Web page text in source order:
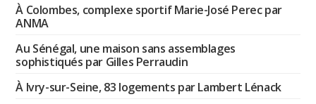
À Colombes, complexe sportif Marie-José Perec par
ANMA
Au Sénégal, une maison sans assemblages
sophistiqués par Gilles Perraudin
À Ivry-sur-Seine, 83 logements par Lambert Lénack